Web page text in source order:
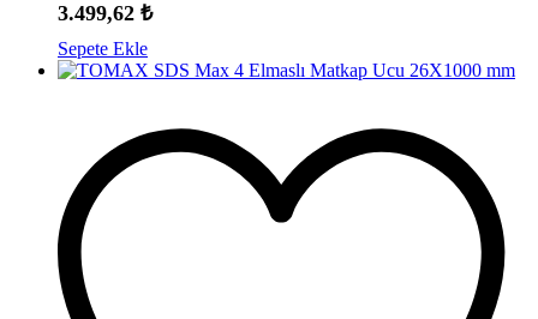
3.499,62 ₺
Sepete Ekle